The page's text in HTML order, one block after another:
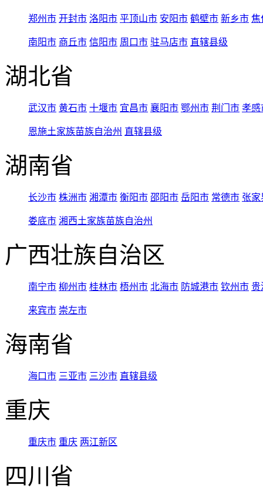
郑州市 开封市 洛阳市 平顶山市 安阳市 鹤壁市 新乡市 焦
南阳市 商丘市 信阳市 周口市 驻马店市 直辖县级
湖北省
武汉市 黄石市 十堰市 宜昌市 襄阳市 鄂州市 荆门市 孝感
恩施土家族苗族自治州 直辖县级
湖南省
长沙市 株洲市 湘潭市 衡阳市 邵阳市 岳阳市 常德市 张家
娄底市 湘西土家族苗族自治州
广西壮族自治区
南宁市 柳州市 桂林市 梧州市 北海市 防城港市 钦州市 贵
来宾市 崇左市
海南省
海口市 三亚市 三沙市 直辖县级
重庆
重庆市 重庆 两江新区
四川省